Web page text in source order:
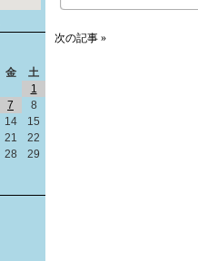
金 土
1
7
8
14
15
21
22
28
29
次の記事 »